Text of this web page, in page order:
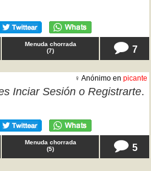
Menuda chorrada
(7) 7
♀ Anónimo en picante
Inciar Sesión o Registrarte.
Menuda chorrada
(5) 5